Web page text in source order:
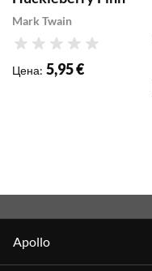
Mark Twain
Рейтинг
Цена: 5,95 €
Apollo